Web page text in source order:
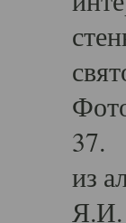
37.
из
Я.И.